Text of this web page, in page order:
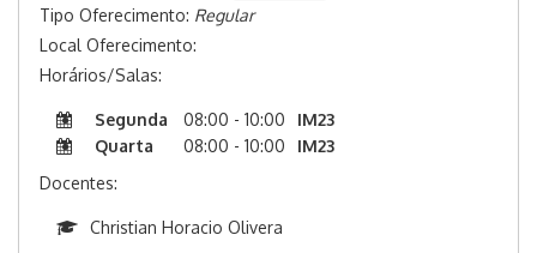
Tipo Oferecimento: Regular
Local Oferecimento:
Horários/Salas:
Segunda 08:00 - 10:00
IM23
Quarta
08:00 - 10:00
IM23
Docentes:
Christian Horacio Olivera